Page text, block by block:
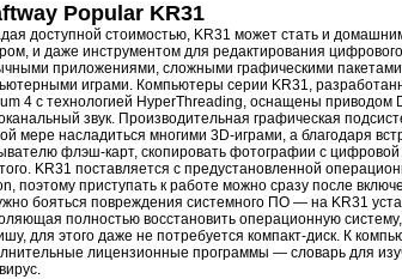
Popular KR31
доступной стоимостью, KR31 может стать и
и даже инструментом для редактирования
приложениями, сложными графическими
играми. Компьютеры серии KR31,
4 с технологией HyperThreading, оснащены приводом
звук. Производительная графическая
мере насладиться многими 3D-играми, а благодаря
флэш-карт, скопировать фотографии с
KR31 поставляется с предустановленной
поэтому приступать к работе можно сразу после
бояться повреждения системного ПО — на KR31
полностью восстановить операционную
для этого даже не потребуется компакт-диск. К
лицензионные программы — словарь для